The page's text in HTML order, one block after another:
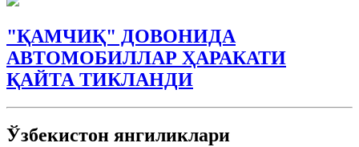
"ҚАМЧИҚ" ДОВОНИДА
АВТОМОБИЛЛАР ҲАРАКАТИ
ҚАЙТА ТИКЛАНДИ
Ўзбекистон янгиликлари